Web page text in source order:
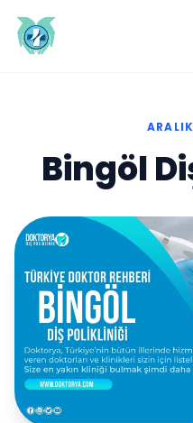
Bingöl